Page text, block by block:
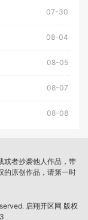
07-30
08-04
08-05
08-07
08-08
或者抄袭他人作品，带
的原创作品，请第一时
启翔开区网 版权